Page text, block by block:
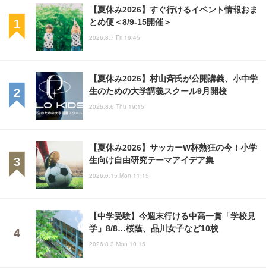
【夏休み2026】すぐ行けるイベント情報おま
とめ便＜8/9-15開催＞
2026.8.7 Fri 19:45
【夏休み2026】村山斉氏が公開講義、小中学
生のための大学講義スクール9月開校
2026.8.6 Thu 19:15
【夏休み2026】サッカーW杯熱狂の今！小学
生向け自由研究テーマアイデア集
2026.6.15 Mon 11:15
【中学受験】今週末行ける中高一貫「学校見
学」8/8…桜蔭、品川女子など10校
2026.8.3 Mon 10:15